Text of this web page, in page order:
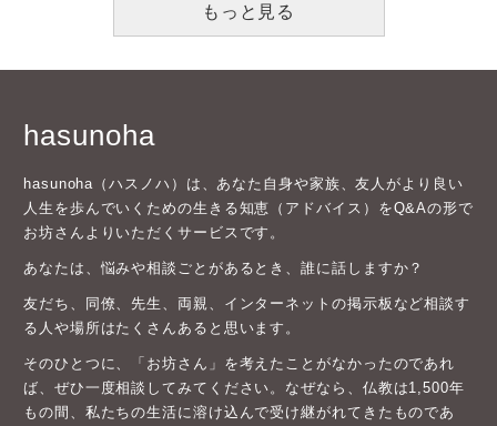
もっと見る
hasunoha
hasunoha（ハスノハ）は、あなた自身や家族、友人がより良い
人生を歩んでいくための生きる知恵（アドバイス）をQ&Aの形で
お坊さんよりいただくサービスです。
あなたは、悩みや相談ごとがあるとき、誰に話しますか？
友だち、同僚、先生、両親、インターネットの掲示板など相談す
る人や場所はたくさんあると思います。
そのひとつに、「お坊さん」を考えたことがなかったのであれ
ば、ぜひ一度相談してみてください。なぜなら、仏教は1,500年
もの間、私たちの生活に溶け込んで受け継がれてきたものであ